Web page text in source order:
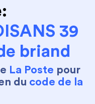
39
briand
La Poste pour
du code de la